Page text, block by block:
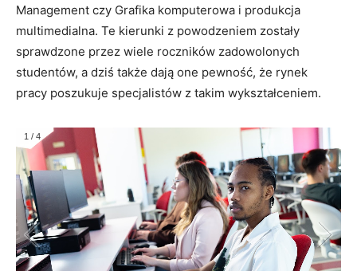
Management czy Grafika komputerowa i produkcja
multimedialna. Te kierunki z powodzeniem zostały
sprawdzone przez wiele roczników zadowolonych
studentów, a dziś także dają one pewność, że rynek
pracy poszukuje specjalistów z takim wykształceniem.
1 / 4